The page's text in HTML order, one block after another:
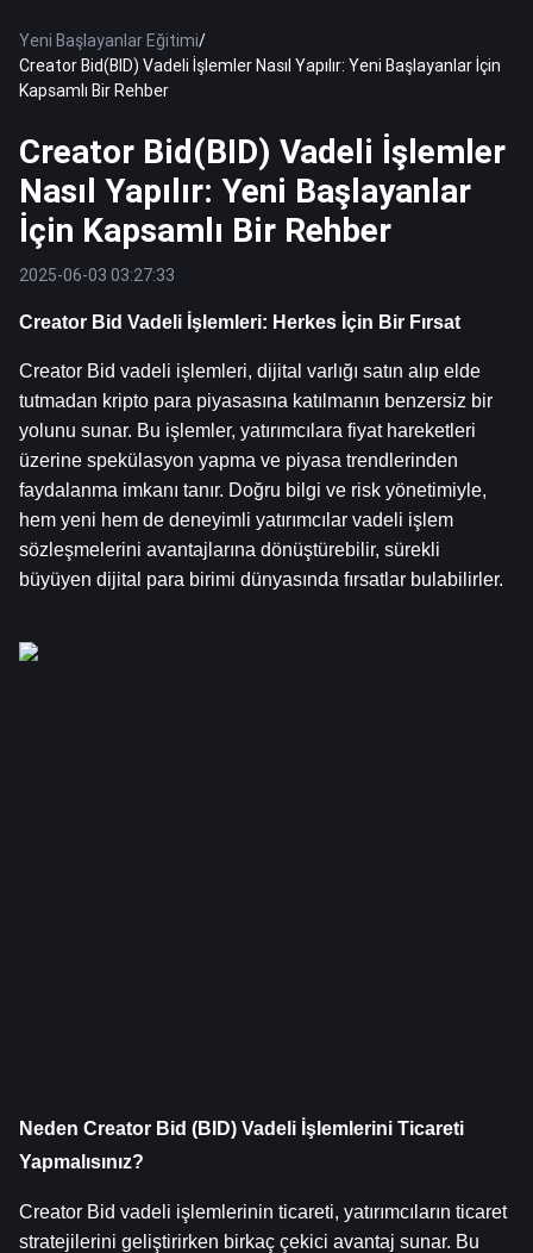
Yeni Başlayanlar Eğitimi/
Creator Bid(BID) Vadeli İşlemler Nasıl Yapılır: Yeni Başlayanlar İçin
Kapsamlı Bir Rehber
Creator Bid(BID) Vadeli İşlemler
Nasıl Yapılır: Yeni Başlayanlar
İçin Kapsamlı Bir Rehber
2025-06-03 03:27:33
Creator Bid Vadeli İşlemleri: Herkes İçin Bir Fırsat
Creator Bid vadeli işlemleri, dijital varlığı satın alıp elde
tutmadan kripto para piyasasına katılmanın benzersiz bir
yolunu sunar. Bu işlemler, yatırımcılara fiyat hareketleri
üzerine spekülasyon yapma ve piyasa trendlerinden
faydalanma imkanı tanır. Doğru bilgi ve risk yönetimiyle,
hem yeni hem de deneyimli yatırımcılar vadeli işlem
sözleşmelerini avantajlarına dönüştürebilir, sürekli
büyüyen dijital para birimi dünyasında fırsatlar bulabilirler.
Neden Creator Bid (BID) Vadeli İşlemlerini Ticareti
Yapmalısınız?
Creator Bid vadeli işlemlerinin ticareti, yatırımcıların ticaret
stratejilerini geliştirirken birkaç çekici avantaj sunar. Bu